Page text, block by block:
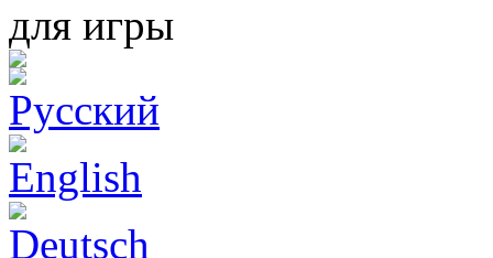
для игры